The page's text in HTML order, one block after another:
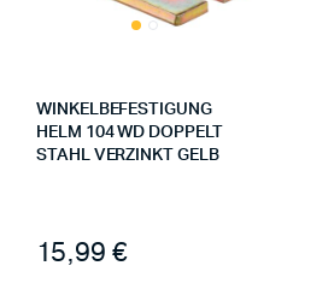
WINKELBEFESTIGUNG
HELM 104 WD DOPPELT
STAHL VERZINKT GELB
15,99 €